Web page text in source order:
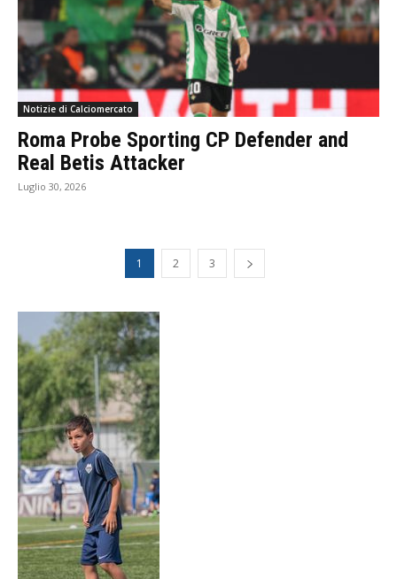
Notizie di Calciomercato
Roma Probe Sporting CP Defender and
Real Betis Attacker
Luglio 30, 2026
1 2 3